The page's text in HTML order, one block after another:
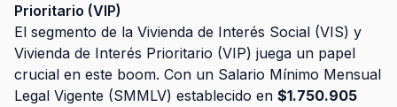
Prioritario (VIP)
El segmento de la Vivienda de Interés Social (VIS) y
Vivienda de Interés Prioritario (VIP) juega un papel
crucial en este boom. Con un Salario Mínimo Mensual
Legal Vigente (SMMLV) establecido en $1.750.905